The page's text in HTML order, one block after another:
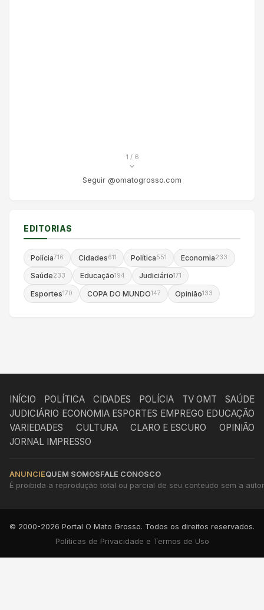
1 / 6
Seguir @omatogrosso.com
EDITORIAS
Polícia716 Cidades611 Política551 Economia233
Saúde233 Educação194 Judiciário171
Esportes170 COPA DO MUNDO147 Opinião133
INÍCIO POLÍTICA CIDADES POLÍCIA TV OMT
SAÚDE
JUDICIÁRIO ECONOMIA ESPORTES EMPREGO EDUCAÇÃO
VARIEDADES
CULTURA CLARO E ESCURO
OPINIÃO
JORNAL IMPRESSO
ANUNCIEQUEM SOMOSFALE CONOSCO
É proibida a reprodução total ou parcial de seu conteúdo sem a
© 2000-2026 Portal O Mato Grosso. Todos os direitos reservados.
Políticas de Privacidade e Termos de Uso